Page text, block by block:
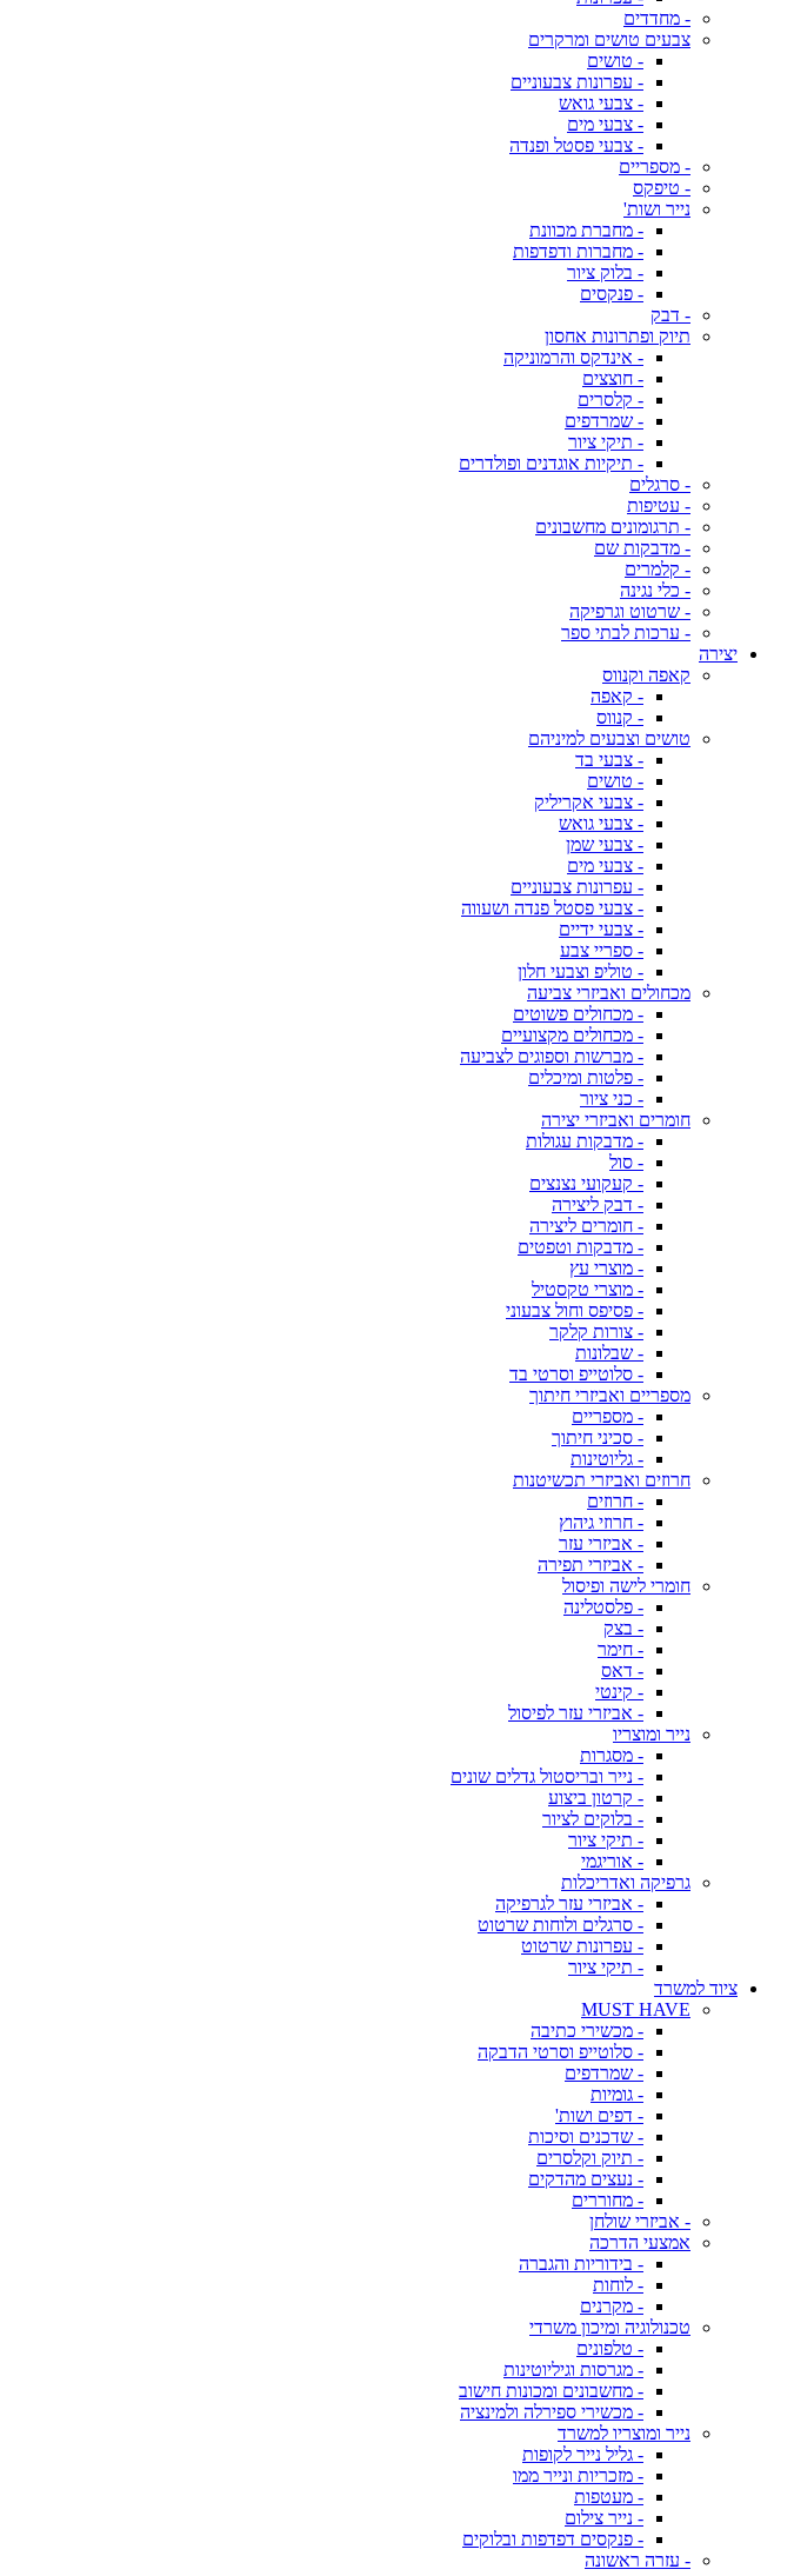
- מחדדים
צבעים טושים ומרקרים
- טושים
- עפרונות צבעוניים
- צבעי גואש
- צבעי מים
- צבעי פסטל ופנדה
- מספריים
- טיפקס
נייר ושות'
- מחברת מכוונת
- מחברות ודפדפות
- בלוק ציור
- פנקסים
- דבק
תיוק ופתרונות אחסון
- אינדקס והרמוניקה
- חוצצים
- קלסרים
- שמרדפים
- תיקי ציור
- תיקיות אוגדנים ופולדרים
- סרגלים
- עטיפות
- תרגומונים מחשבונים
- מדבקות שם
- קלמרים
- כלי נגינה
- שרטוט וגרפיקה
- ערכות לבתי ספר
יצירה
קאפה וקנווס
- קאפה
- קנווס
טושים וצבעים למיניהם
- צבעי בד
- טושים
- צבעי אקריליק
- צבעי גואש
- צבעי שמן
- צבעי מים
- עפרונות צבעוניים
- צבעי פסטל פנדה ושעווה
- צבעי ידיים
- ספריי צבע
- טוליפ וצבעי חלון
מכחולים ואביזרי צביעה
- מכחולים פשוטים
- מכחולים מקצועיים
- מברשות וספוגים לצביעה
- פלטות ומיכלים
- כני ציור
חומרים ואביזרי יצירה
- מדבקות עגולות
- סול
- קעקועי נצנצים
- דבק ליצירה
- חומרים ליצירה
- מדבקות וטפטים
- מוצרי עץ
- מוצרי טקסטיל
- פסיפס וחול צבעוני
- צורות קלקר
- שבלונות
- סלוטייפ וסרטי בד
מספריים ואביזרי חיתוך
- מספריים
- סכיני חיתוך
- גליוטינות
חרוזים ואביזרי תכשיטנות
- חרוזים
- חרוזי גיהוץ
- אביזרי עזר
- אביזרי תפירה
חומרי לישה ופיסול
- פלסטלינה
- בצק
- חימר
- דאס
- קינטי
- אביזרי עזר לפיסול
נייר ומוצריו
- מסגרות
- נייר ובריסטול גדלים שונים
- קרטון ביצוע
- בלוקים לציור
- תיקי ציור
- אוריגמי
גרפיקה ואדריכלות
- אביזרי עזר לגרפיקה
- סרגלים ולוחות שרטוט
- עפרונות שרטוט
- תיקי ציור
ציוד למשרד
MUST HAVE
- מכשירי כתיבה
- סלוטייפ וסרטי הדבקה
- שמרדפים
- גומיות
- דפים ושות'
- שדכנים וסיכות
- תיוק וקלסרים
- נעצים מהדקים
- מחוררים
- אביזרי שולחן
אמצעי הדרכה
- בידוריות והגברה
- לוחות
- מקרנים
טכנולוגיה ומיכון משרדי
- טלפונים
- מגרסות וגיליוטינות
- מחשבונים ומכונות חישוב
- מכשירי ספירלה ולמינציה
נייר ומוצריו למשרד
- גליל נייר לקופות
- מזכריות ונייר ממו
- מעטפות
- נייר צילום
- פנקסים דפדפות ובלוקים
- עזרה ראשונה